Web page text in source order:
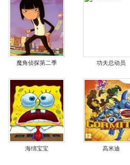
魔角侦探第二季 功夫总动员
海绵宝宝 高米迪